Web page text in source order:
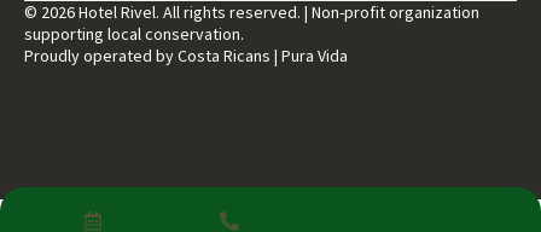
© 2026 Hotel Rivel. All rights reserved. | Non-profit organization
supporting local conservation.
Proudly operated by Costa Ricans | Pura Vida